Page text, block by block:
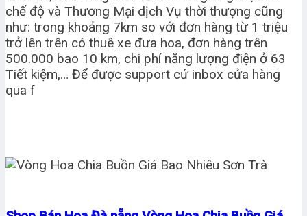
chế độ và Thương Mại dịch Vụ thời thượng cũng
như: trong khoảng 7km so với đơn hàng từ 1 triệu
trở lên trên có thuê xe đưa hoa, đơn hàng trên
500.000 bao 10 km, chi phí năng lượng điện ở 63
Tiết kiệm,… Để được support cứ inbox cửa hàng
qua f